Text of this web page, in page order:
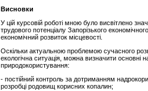
Висновки
У цій курсовій роботі мною було висвітлено
трудового потенціалу Запорізького
економічний розвиток місцевості.
Оскільки актуальною проблемою сучасного
екологічна ситуація, можна визначити основні
природокористування:
- постійний контроль за дотриманням
розробці родовищ корисних копалин;